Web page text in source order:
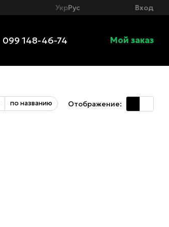
УкрРус Вход
099 148-46-74 Мой заказ
по названию Отображение: